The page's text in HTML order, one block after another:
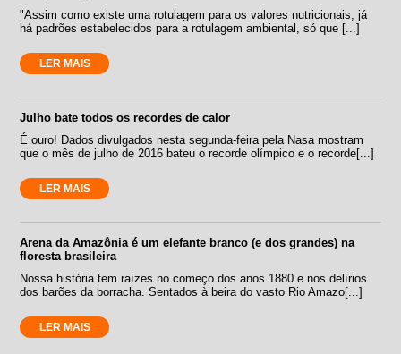
"Assim como existe uma rotulagem para os valores nutricionais, já
há padrões estabelecidos para a rotulagem ambiental, só que [...]
LER MAIS
Julho bate todos os recordes de calor
É ouro! Dados divulgados nesta segunda-feira pela Nasa mostram
que o mês de julho de 2016 bateu o recorde olímpico e o recorde[...]
LER MAIS
Arena da Amazônia é um elefante branco (e dos grandes) na
floresta brasileira
Nossa história tem raízes no começo dos anos 1880 e nos delírios
dos barões da borracha. Sentados à beira do vasto Rio Amazo[...]
LER MAIS